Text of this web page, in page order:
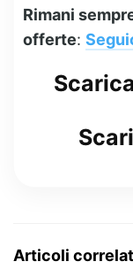
Rimani
offerte:
Articoli